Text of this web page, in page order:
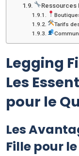
Ressources
Tarifs
Legging
Les
pour le
Les
Fille pour